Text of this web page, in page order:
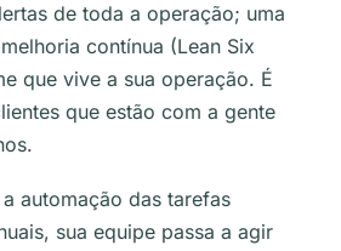
de toda a operação; uma
contínua (Lean Six
que vive a sua operação. É
que estão com a gente
automação das tarefas
sua equipe passa a agir